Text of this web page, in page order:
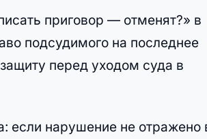
приговор — отменят?» в
подсудимого на последнее
перед уходом суда в
если нарушение не отражено